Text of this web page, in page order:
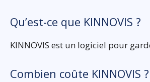
Qu’est-ce que KINNOVIS ?
KINNOVIS est un logiciel pour
Combien coûte KINNOVIS ?